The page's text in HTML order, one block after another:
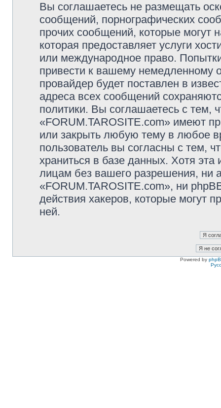
Вы соглашаетесь не размещать
сообщений, порнографических
прочих сообщений, которые могут
которая предоставляет услуги
или международное право.
привести к вашему немедленному
провайдер будет поставлен в
адреса всех сообщений
политики. Вы соглашаетесь с тем,
«FORUM.TAROSITE.com» имеют
или закрыть любую тему в любое
пользователь вы согласны с тем,
храниться в базе данных. Хотя
лицам без вашего разрешения, ни
«FORUM.TAROSITE.com», ни
действия хакеров, которые могут
ней.
Powered by